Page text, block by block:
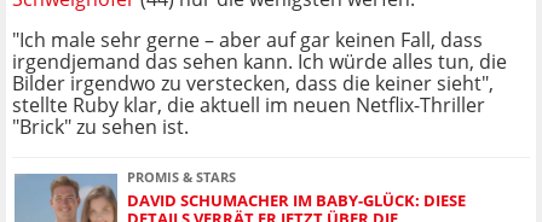
"Ich male sehr gerne – aber auf gar keinen Fall, dass
irgendjemand das sehen kann. Ich würde alles tun, die
Bilder irgendwo zu verstecken, dass die keiner sieht",
stellte Ruby klar, die aktuell im neuen Netflix-Thriller
"Brick" zu sehen ist.
PROMIS & STARS
DAVID SCHUMACHER IM BABY-GLÜCK: DIESE